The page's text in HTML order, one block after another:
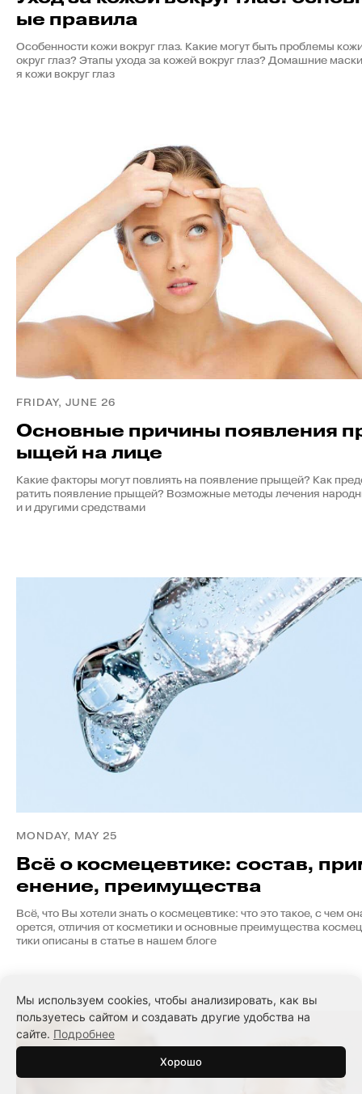
ые правила
Особенности кожи вокруг глаз. Какие могут быть проблемы
округ глаз? Этапы ухода за кожей вокруг глаз? Домашние
я кожи вокруг глаз
FRIDAY, JUNE 26
Основные причины появления
ыщей на лице
Какие факторы могут повлиять на появление прыщей? Как
ратить появление прыщей? Возможные методы лечения
и и другими средствами
MONDAY, MAY 25
Всё о космецевтике: состав,
енение, преимущества
Всё, что Вы хотели знать о космецевтике: что это такое, с чем
орется, отличия от косметики и основные преимущества
тики описаны в статье в нашем блоге
Мы используем cookies, чтобы анализировать, как вы
пользуетесь сайтом и создавать другие удобства на
сайте. Подробнее
Хорошо